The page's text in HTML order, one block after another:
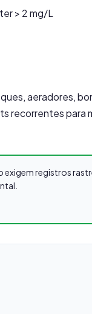
> 2 mg/L
aeradores,
recorrentes para
registros